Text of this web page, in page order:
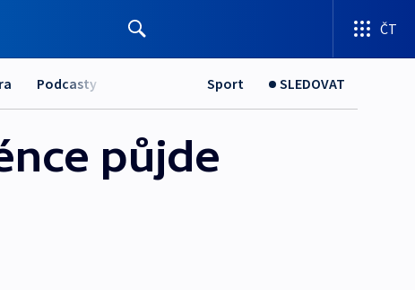
ČT
Podcasty Sport SLEDOVAT
půjde